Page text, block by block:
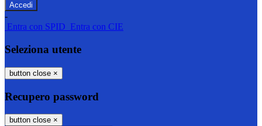
-
Entra con SPID Entra con CIE
Seleziona utente
button close ×
Recupero password
button close ×